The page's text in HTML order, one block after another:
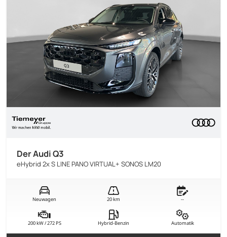
Der Audi Q3
eHybrid 2x S LINE PANO VIRTUAL+ SONOS LM20
Neuwagen 20 km --
200 kW / 272 PS Hybrid-Benzin Automatik